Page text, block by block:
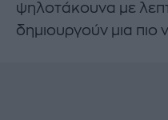
ψηλοτάκουνα με
δημιουργούν μια πιο